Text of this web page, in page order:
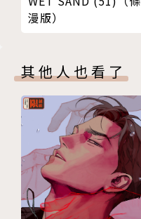
漫版）
其他人也看了